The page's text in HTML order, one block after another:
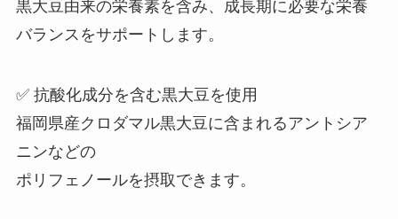
黒大豆由来の栄養素を含み、成長期に必要な栄養
バランスをサポートします。
✅ 抗酸化成分を含む黒大豆を使用
福岡県産クロダマル黒大豆に含まれるアントシア
ニンなどの
ポリフェノールを摂取できます。